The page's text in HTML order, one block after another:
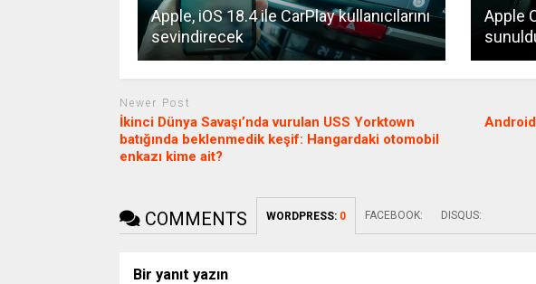
Apple, iOS 18.4 ile CarPlay kullanıcılarını
sevindirecek
Apple
Newer Post
İkinci Dünya Savaşı’nda vurulan USS Yorktown
batığında beklenmedik keşif: Hangardaki otomobil
enkazı kime ait?
Android
COMMENTS WORDPRESS: 0 FACEBOOK: DISQUS:
Bir yanıt yazın